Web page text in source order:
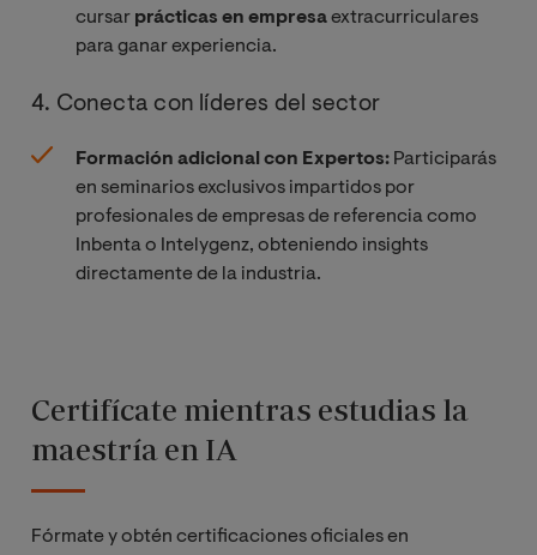
cursar prácticas en empresaextracurriculares
para ganar experiencia.
4. Conecta con líderes del sector
Formación adicional con Expertos: Participarás
en seminarios exclusivos impartidos por
profesionales de empresas de referencia como
Inbenta o Intelygenz, obteniendo insights
directamente de la industria.
Certifícate mientras estudias la
maestría en IA
Fórmate y obtén certificaciones oficiales en